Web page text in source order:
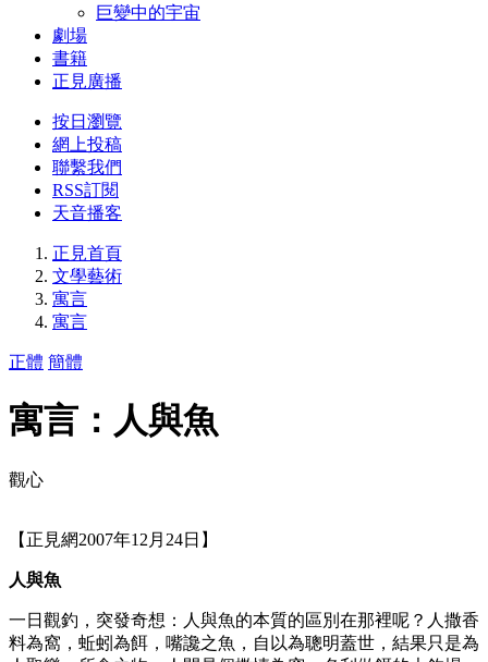
巨變中的宇宙
劇場
書籍
正見廣播
按日瀏覽
網上投稿
聯繫我們
RSS訂閱
天音播客
正見首頁
文學藝術
寓言
寓言
正體 簡體
寓言：人與魚
觀心
【正見網2007年12月24日】
人與魚
一日觀釣，突發奇想：人與魚的本質的區別在那裡呢？人撒香
料為窩，蚯蚓為餌，嘴讒之魚，自以為聰明蓋世，結果只是為